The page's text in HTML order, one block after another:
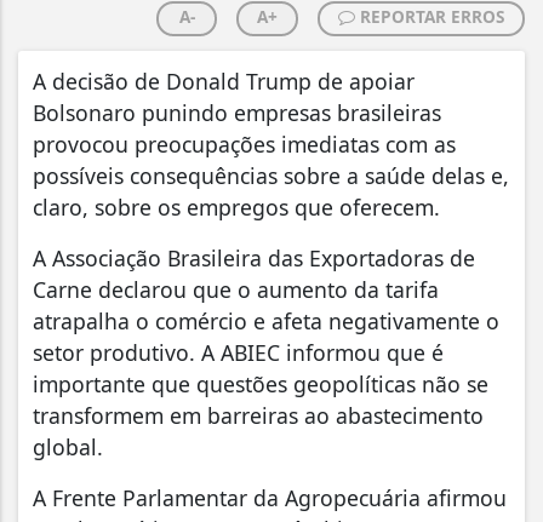
A- A+ REPORTAR ERROS
A decisão de Donald Trump de apoiar
Bolsonaro punindo empresas brasileiras
provocou preocupações imediatas com as
possíveis consequências sobre a saúde delas e,
claro, sobre os empregos que oferecem.
A Associação Brasileira das Exportadoras de
Carne declarou que o aumento da tarifa
atrapalha o comércio e afeta negativamente o
setor produtivo. A ABIEC informou que é
importante que questões geopolíticas não se
transformem em barreiras ao abastecimento
global.
A Frente Parlamentar da Agropecuária afirmou